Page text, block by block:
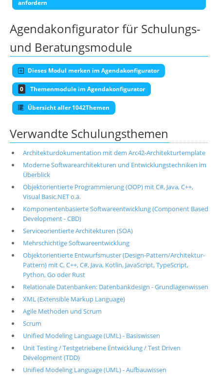
anfordern
Agendakonfigurator für Schulungs-
und Beratungsmodule
Dieses Modul merken im Agendakonfigurator
0 Themenmodule im Agendakonfigurator
Übersicht aller 1042Themen
Verwandte Schulungsthemen
Architekturdokumentation mit dem Arc42-Architekturtemplate
Moderne Softwarearchitekturen und Entwicklungstechniken im
Überblick
Objektorientierte Programmierung (OOP) mit C#, Java, C++,
Visual Basic.NET o.ä.
Komponentenbasierte Softwareentwicklung (Component Based
Development - CBD)
Serviceorientierte Architekturen (SOA)
Mehrschichtige Softwareentwicklung
Objektorientierte Entwurfsmuster (Design-Pattern/Architektur-
Pattern) mit C, C++, C#, Java, Kotlin, JavaScript, TypeScript,
Python, Go oder Rust
Relationale Datenbanken: Datenbankdesign - Grundlagenwissen
XML (Extensible Markup Language)
Agile Methoden und Scrum
Scrum
Unified Modeling Language (UML) - Basiswissen
Unit Testing / Testgetriebene Entwicklung / Test Driven
Development (TDD)
Unified Modeling Language (UML) - Aufbauwissen